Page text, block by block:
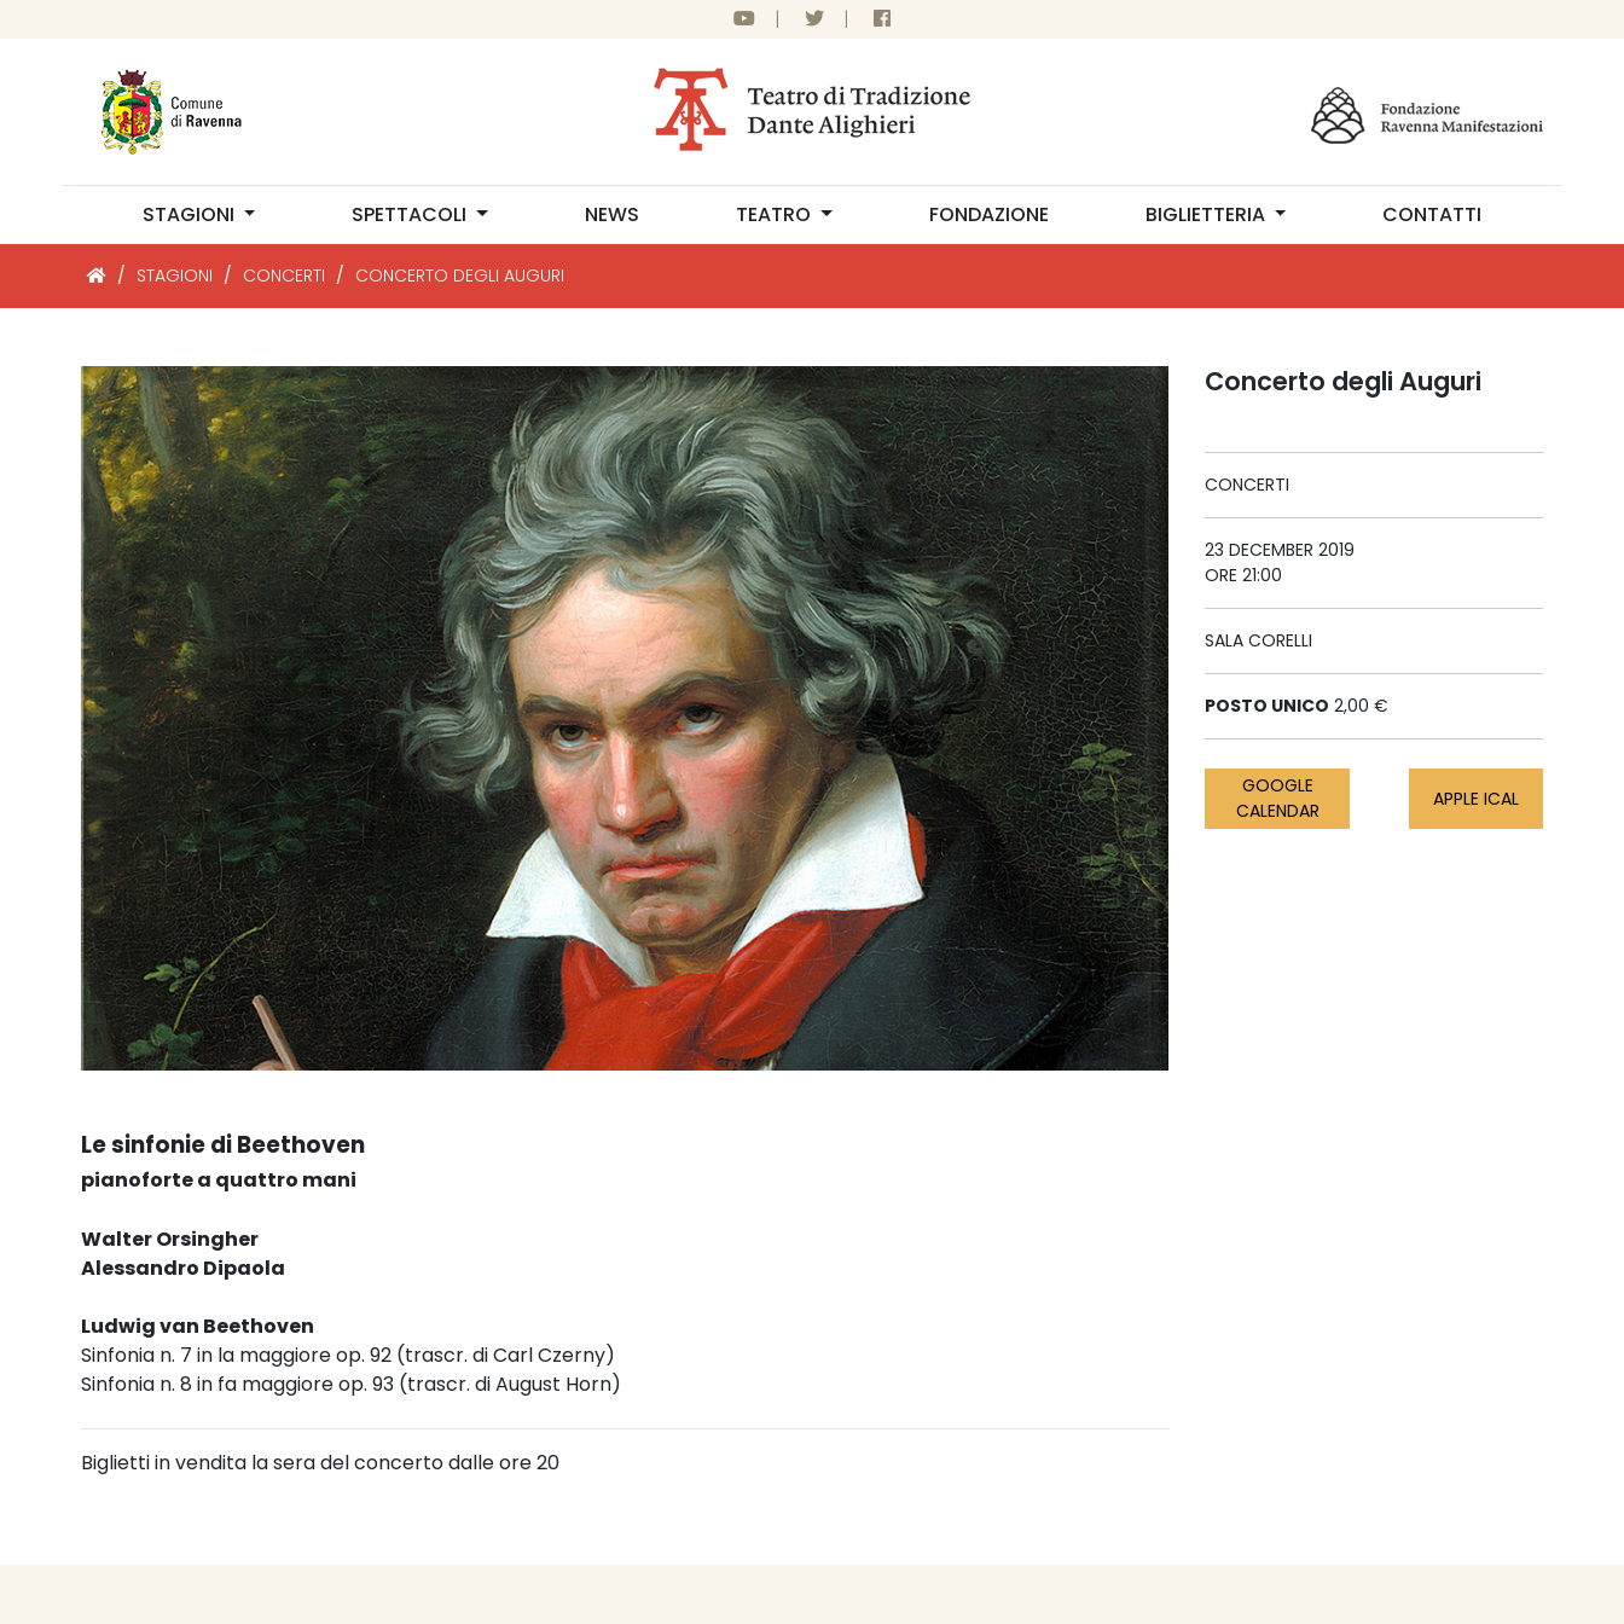
| |
STAGIONI SPETTACOLI NEWS TEATRO FONDAZIONE BIGLIETTERIA CONTATTI
/ STAGIONI / CONCERTI / CONCERTO DEGLI AUGURI
Le sinfonie di Beethoven
pianoforte a quattro mani
Walter Orsingher
Alessandro Dipaola
Ludwig van Beethoven
Sinfonia n. 7 in la maggiore op. 92 (trascr. di Carl Czerny)
Sinfonia n. 8 in fa maggiore op. 93 (trascr. di August Horn)
Biglietti in vendita la sera del concerto dalle ore 20
Concerto degli Auguri
CONCERTI
23 DECEMBER 2019
ORE 21:00
SALA CORELLI
POSTO UNICO 2,00 €
GOOGLE
CALENDAR
APPLE ICAL